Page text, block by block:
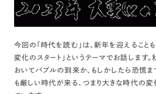
よくある質問・用語集
IRメール登録
kur
asul
土地活用
サイト
エリアリンクグループ ジャ
ーム
シー
情報セキュリティ・DX方針及び戦略サイ
今回の「時代を読む」は、新年を迎えること
変化のスタート」というテーマでお話します。
おいてバブルの到来か、もしかしたら恐慌ま
も厳しい時代が来る、つまり大きな時代の変